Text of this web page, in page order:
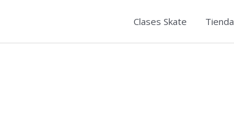
Clases Skate Tienda